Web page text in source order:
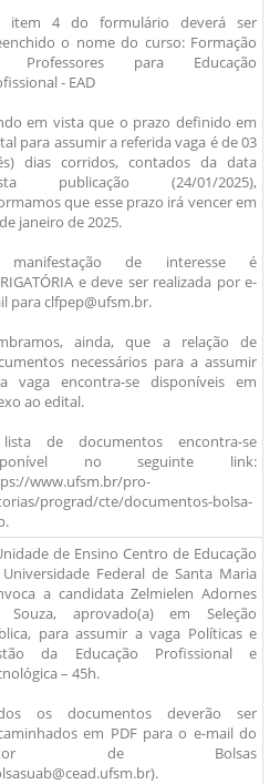
item 4 do formulário deverá ser
o nome do curso: Formação
Professores para Educação
- EAD
em vista que o prazo definido em
para assumir a referida vaga é de 03
dias corridos, contados da data
publicação (24/01/2025),
que esse prazo irá vencer em
janeiro de 2025.
de interesse é
e deve ser realizada por e-
para clfpep@ufsm.br.
ainda, que a relação de
necessários para a assumir
vaga encontra-se disponíveis em
ao edital.
de documentos encontra-se
no seguinte link:
www.ufsm.br/pro-
prograd/cte/documentos-bolsa-
de Ensino Centro de Educação
Federal de Santa Maria
a candidata Zelmielen Adornes
Souza, aprovado(a) em Seleção
para assumir a vaga Políticas e
da Educação Profissional e
– 45h.
os documentos deverão ser
em PDF para o e-mail do
de Bolsas